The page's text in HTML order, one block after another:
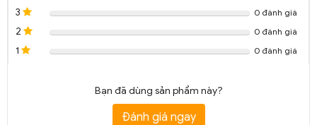
3 0 đánh giá
2 0 đánh giá
1 0 đánh giá
Bạn đã dùng sản phẩm này?
Đánh giá ngay